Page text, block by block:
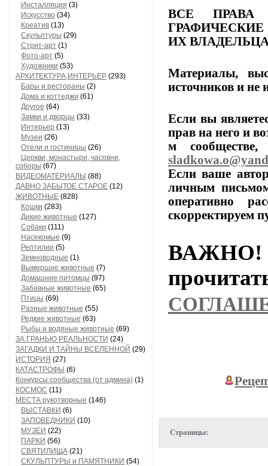
Инсталляция (3)
Искусство (34)
Креатив (13)
Скульптуры (29)
Стрит-арт (1)
Фото-арт (5)
Художники (53)
АРХИТЕКТУРА,ИНТЕРЬЕР (293)
Бары и рестораны (2)
Дома и коттеджи (61)
Другое (64)
Замки и дворцы (33)
Интерьер (13)
Музеи (26)
Отели и гостиницы (26)
Церкви, монастыри, часовни,
соборы (67)
ВИДЕОМАТЕРИАЛЫ (88)
ДАВНО ЗАБЫТОЕ СТАРОЕ (12)
ЖИВОТНЫЕ (828)
Кошки (283)
Дикие животные (127)
Собаки (111)
Насекомые (9)
Рептилии (5)
Земноводные (1)
Вымершие животные (7)
Домашние питомцы (97)
Забавные животные (65)
Птицы (69)
Разные животные (55)
Редкие животные (63)
Рыбы и водяные животные (69)
ЗА ГРАНЬЮ РЕАЛЬНОСТИ (24)
ЗАГАДКИ И ТАЙНЫ ВСЕЛЕННОЙ (29)
ИСТОРИЯ (27)
КАТАСТРОФЫ (6)
Конкурсы сообщества (от админа) (1)
КОСМОС (11)
МЕСТА рукотворные (146)
ВЫСТАВКИ (6)
ЗАПОВЕДНИКИ (10)
МУЗЕИ (22)
ПАРКИ (56)
СВЯТИЛИЩА (21)
СКУЛЬПТУРЫ и ПАМЯТНИКИ (54)
ВСЕ ПРАВА
ГРАФИЧЕСКИЕ
ИХ
Материалы,
источников и не
Если вы
прав на него и
м сообществе,
Если ваше
личным
оперативно
скорректируем
ВАЖНО!
Страницы: